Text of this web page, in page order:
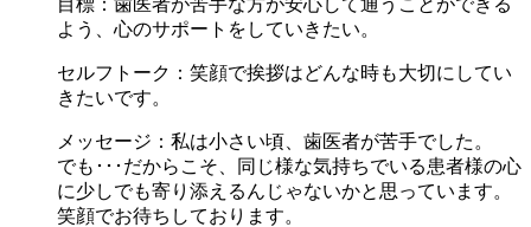
よう、心のサポートをしていきたい。
セルフトーク： 笑顔で挨拶はどんな時も大切にしてい
きたいです。
メッセージ： 私は小さい頃、歯医者が苦手でした。
でも･･･だからこそ、同じ様な気持ちでいる患者様の心
に少しでも寄り添えるんじゃないかと思っています。
笑顔でお待ちしております。